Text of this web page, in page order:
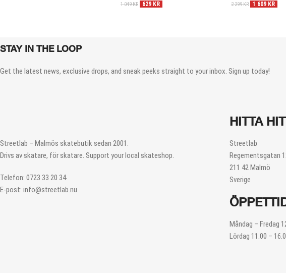
1 049KR 629 KR 2 299KR 1 609 KR
STAY IN THE LOOP
Get the latest news, exclusive drops, and sneak peeks straight to your inbox. Sign up today!
Streetlab – Malmös skatebutik sedan 2001.
Drivs av skatare, för skatare. Support your local skateshop.
Telefon: 0723 33 20 34
E-post: info@streetlab.nu
HITTA HIT
Streetlab
Regementsgatan
211 42 Malmö
Sverige
Måndag – Fredag
Lördag 11.00 –